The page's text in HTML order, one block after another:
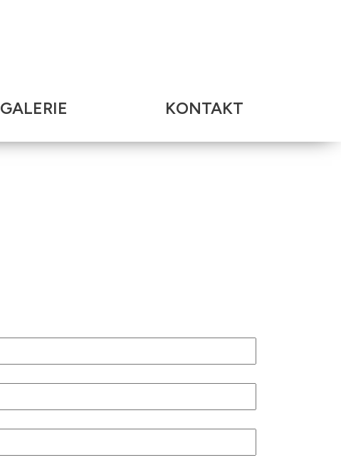
GALERIE KONTAKT